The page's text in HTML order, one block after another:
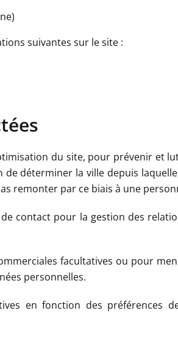
suivantes sur le site :
du site, pour prévenir et
déterminer la ville depuis
remonter par ce biais à une
contact pour la gestion des
facultatives ou pour
personnelles.
en fonction des préférences